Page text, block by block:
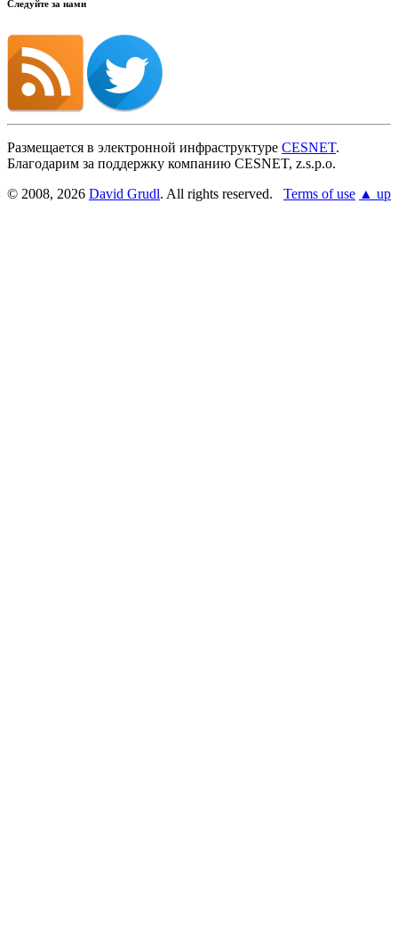
Следуйте за нами
Размещается в электронной инфраструктуре CESNET.
Благодарим за поддержку компанию CESNET, z.s.p.o.
© 2008, 2026 David Grudl. All rights reserved. Terms of use ▲ up